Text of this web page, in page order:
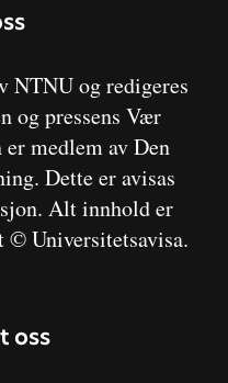
NTNU og redigeres
og pressens Vær
medlem av Den
Dette er avisas
Alt innhold er
© Universitetsavisa.
oss